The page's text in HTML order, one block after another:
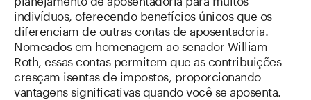
indivíduos, oferecendo benefícios únicos que os
diferenciam de outras contas de aposentadoria.
Nomeados em homenagem ao senador William
Roth, essas contas permitem que as contribuições
cresçam isentas de impostos, proporcionando
vantagens significativas quando você se aposenta.